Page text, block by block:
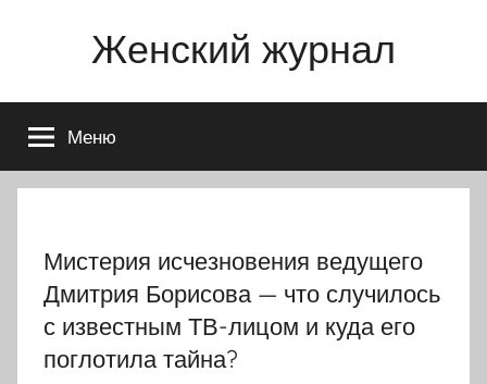
Женский журнал
Меню
Мистерия исчезновения ведущего
Дмитрия Борисова — что случилось
с известным ТВ-лицом и куда его
поглотила тайна?